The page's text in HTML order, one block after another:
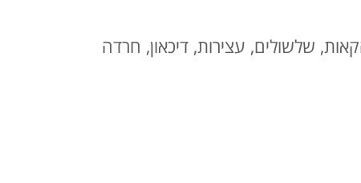
שלשולים, עצירות, דיכאון, חרדה